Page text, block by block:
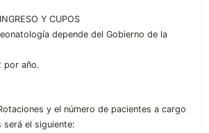
Y CUPOS
depende del Gobierno de la
por año.
y el número de pacientes a cargo
será el siguiente: